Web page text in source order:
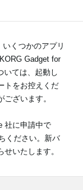
くつかのアプリ
Gadget for
いては、起動し
トをお控えくだ
ざいます。
社に申請中で
ください。新バ
いたします。